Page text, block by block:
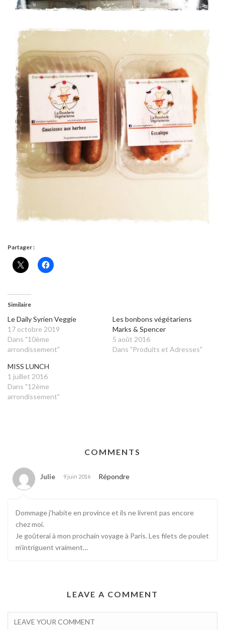
Partager :
Similaire
Le Daily Syrien Veggie
17 octobre 2019
Dans "10ème
arrondissement"
Les bonbons végétariens
Marks & Spencer
5 août 2016
Dans "Produits et Adresses"
MISS LUNCH
1 juillet 2016
Dans "12ème
arrondissement"
COMMENTS
Julie 9 juin 2016 Répondre
Dommage j’habite en province et ils ne livrent pas encore
chez moi.
Je goûterai à mon prochain voyage à Paris. Les filets de poulet
m’intriguent vraiment…
LEAVE A COMMENT